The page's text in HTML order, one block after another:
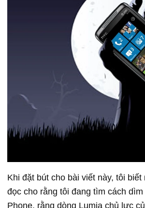
Khi đặt bút cho bài viết này, tôi biết
đọc cho rằng tôi đang tìm cách
Phone, rằng dòng Lumia chủ lực